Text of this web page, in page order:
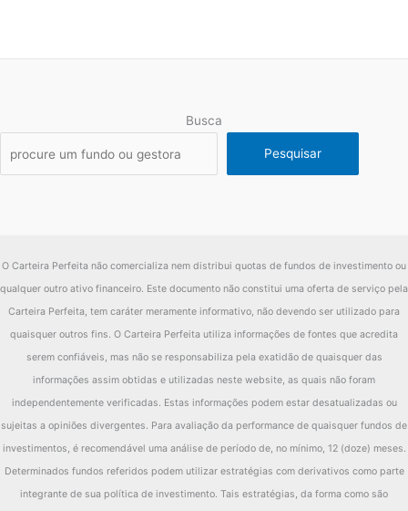
diferença 0.22%
diferença 0.49%
2016 CDI 14.01%
diferença 2.82%
2015
Fundo 11.63%
CDI 13.25%
Fundo 10.24%
Busca
Pesquisar
O Carteira Perfeita não comercializa nem distribui quotas de fundos de investimento ou
qualquer outro ativo financeiro. Este documento não constitui uma oferta de serviço pela
Carteira Perfeita, tem caráter meramente informativo, não devendo ser utilizado para
quaisquer outros fins. O Carteira Perfeita utiliza informações de fontes que acredita
serem confiáveis, mas não se responsabiliza pela exatidão de quaisquer das
informações assim obtidas e utilizadas neste website, as quais não foram
independentemente verificadas. Estas informações podem estar desatualizadas ou
sujeitas a opiniões divergentes. Para avaliação da performance de quaisquer fundos de
investimentos, é recomendável uma análise de período de, no mínimo, 12 (doze) meses.
Determinados fundos referidos podem utilizar estratégias com derivativos como parte
integrante de sua política de investimento. Tais estratégias, da forma como são